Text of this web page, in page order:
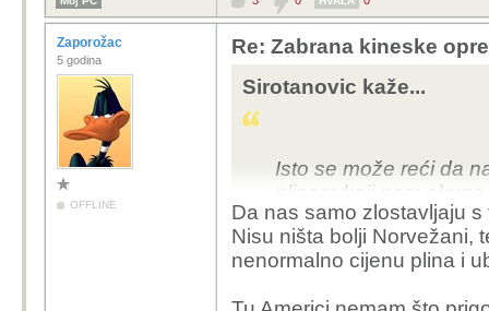
Zaporožac
5 godina
OFFLINE
Re: Zabrana kineske
Sirotanovic kaže...
Isto se može reći da
plinom koji nam
tome nas ekonomski
Da nas samo zlostavljaju
Nisu ništa bolji Norvežani,
nenormalno cijenu plina i